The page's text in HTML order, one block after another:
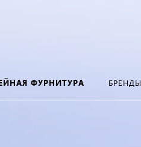
ФУРНИТУРА БРЕНДЫ